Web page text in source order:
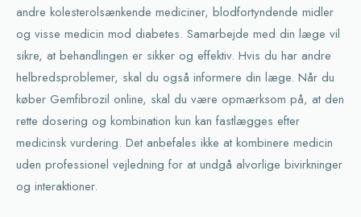
andre kolesterolsænkende mediciner, blodfortyndende midler
og visse medicin mod diabetes. Samarbejde med din læge vil
sikre, at behandlingen er sikker og effektiv. Hvis du har andre
helbredsproblemer, skal du også informere din læge. Når du
køber Gemfibrozil online, skal du være opmærksom på, at den
rette dosering og kombination kun kan fastlægges efter
medicinsk vurdering. Det anbefales ikke at kombinere medicin
uden professionel vejledning for at undgå alvorlige bivirkninger
og interaktioner.